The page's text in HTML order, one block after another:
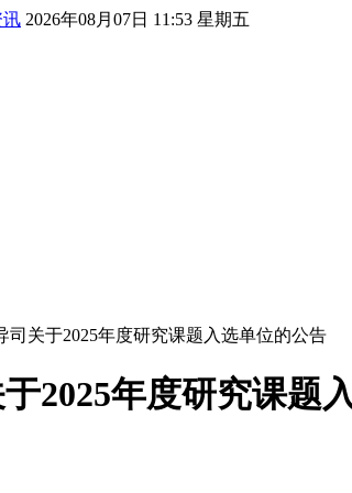
讯 2026年08月07日 11:53 星期五
司关于2025年度研究课题入选单位的公告
2025年度研究课题